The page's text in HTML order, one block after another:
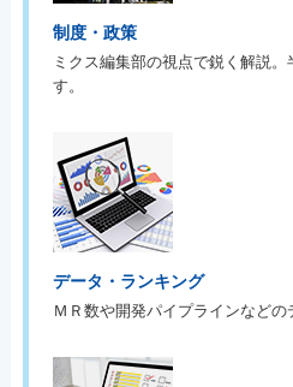
制度・政策
ミクス編集部の視点で鋭く解説
す。
データ・ランキング
ＭＲ数や開発パイプラインなどの